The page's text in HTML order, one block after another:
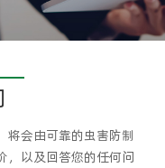
将会由可靠的虫害防制
，以及回答您的任何问